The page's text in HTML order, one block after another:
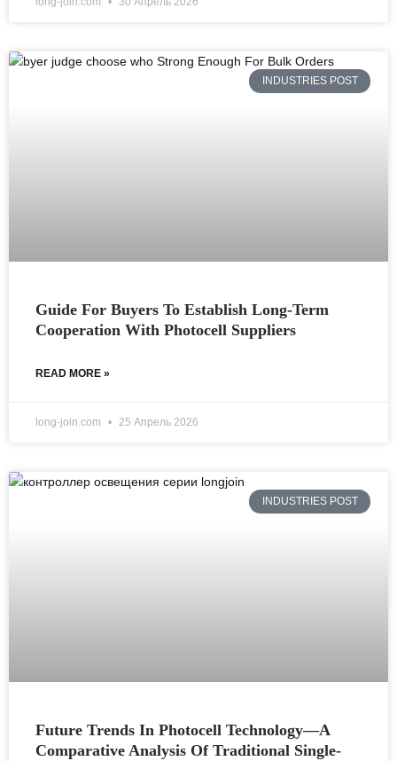
INDUSTRIES POST
Guide For Buyers To Establish Long-Term
Cooperation With Photocell Suppliers
READ MORE »
long-join.com 25 Апрель 2026
INDUSTRIES POST
Future Trends In Photocell Technology—A
Comparative Analysis Of Traditional Single-